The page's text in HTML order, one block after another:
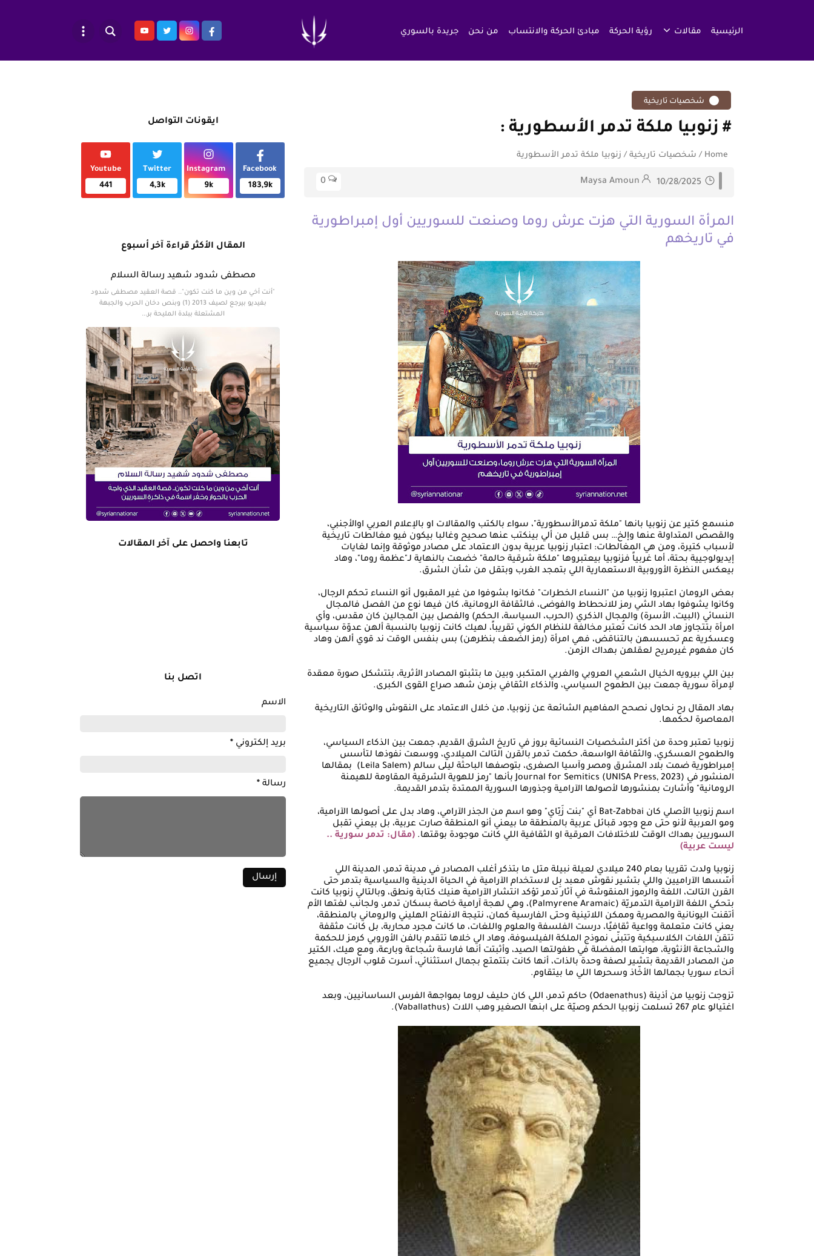
الرئيسية مقالات رؤية الحركة مبادئ الحركة والانتساب من نحن جريدة بالسوري
شخصيات تاريخية
زنوبيا ملكة تدمر الأسطورية
Home
/ شخصيات تاريخية / زنوبيا ملكة تدمر الأسطورية
Maysa Amoun
المرأة السورية التي هزت عرش روما وصنعت للسوريين أول إمبراطورية
في تاريخهم
منسمع كتير عن زنوبيا بانها "ملكة تدمرالأسطورية"، سواء بالكتب والمقالات او بالإعلام العربي اوالأجنبي،
والقصص المتداولة عنها وإلخ… بس قليل من ألي بينكتب عنها صحيح وغالبا بيكون فيو مغالطات تاريخية
لأسباب كتيرة، ومن هي المغالطات: اعتبار زنوبيا عربية بدون الاعتماد على مصادر موثوقة وإنما لغايات
إيديولوجيية بحتة، أما غربياً فزنوبيا بيعتبروها "ملكة شرقية حالمة" خضعت بالنهاية لـ"عظمة روما"، وهاد
بيعكس النظرة الأوروبية الاستعمارية اللي بتمجد الغرب وبتقل من شأن الشرق.
بعض الرومان اعتبروا زنوبيا من "النساء الخطرات" فكانوا بشوفوا من غير المقبول أنو النساء تحكم الرجال،
وكانوا يشوفوا بهاد الشي رمز للانحطاط والفوضى، فالثقافة الرومانية، كان فيها نوع من الفصل فالمجال
النسائي (البيت، الأسرة) والمجال الذكري (الحرب، السياسة، الحكم) والفصل بين المجالين كان مقدس، وأي
امرأة بتتجاوز هاد الحد كانت تُعتبر مخالفة للنظام الكوني تقريباً، لهيك كانت زنوبيا بالنسبة ألهن عدوّة سياسية
وعسكرية عم تحسسهن بالتناقض، فهي امرأة (رمز الضعف بنظرهن) بس بنفس الوقت ند قوي ألهن وهاد
كان مفهوم غيرمريح لعقلهن بهداك الزمن.
بين اللي بيرويه الخيال الشعبي العروبي والغربي المتكبر، وبين ما بتثبتو المصادر الأثرية، بتتشكل صورة معقدة
لإمرأة سورية جمعت بين الطموح السياسي، والذكاء الثقافي بزمن شهد صراع القوى الكبرى.
بهاد المقال رح نحاول نصحح المفاهيم الشائعة عن زنوبيا، من خلال الاعتماد على النقوش والوثائق التاريخية
المعاصرة لحكمها.
زنوبيا تعتبر وحدة من أكتر الشخصيات النسائية بروز في تاريخ الشرق القديم، جمعت بين الذكاء السياسي،
والطموح العسكري، والثقافة الواسعة، حكمت تدمر بالقرن التالت الميلادي، ووسعت نفوذها لتأسس
إمبراطورية ضمت بلاد المشرق ومصر وآسيا الصغرى، بتوصفها الباحثة ليلى سالم (Leila Salem) بمقالها
المنشور في Journal for Semitics (UNISA Press, 2023) بأنها "رمز للهوية الشرقية المقاومة للهيمنة
الرومانية" وأشارت بمنشورها لأصولها الآرامية وجذورها السورية الممتدة بتدمر القديمة.
اسم زنوبيا الأصلي كان Bat-Zabbai أي "بنت زَبّاي" وهو اسم من الجذر الآرامي، وهاد بدل على أصولها الآرامية،
ومو العربية لأنو حتى مع وجود قبائل عربية بالمنطقة ما بيعني أنو المنطقة صارت عربية، بل بيعني تقبل
السوريين بهداك الوقت للاختلافات العرقية او الثقافية اللي كانت موجودة بوقتها. (مقال: تدمر سورية ..
ليست عربية)
زنوبيا ولدت تقريبا بعام 240 ميلادي لعيلة نبيلة متل ما بتذكر أغلب المصادر في مدينة تدمر، المدينة اللي
أسّسها الآراميين واللي بتشير نقوش معبد بِل لاستخدام الآرامية في الحياة الدينية والسياسية بتدمر حتى
القرن التالت، اللغة والرموز المنقوشة في آثار تدمر تؤكد انتشار الآرامية هنيك كتابة ونطق، وبالتالي زنوبيا كانت
بتحكي اللغة الآرامية التدمريّة (Palmyrene Aramaic)، وهي لهجة آرامية خاصة بسكان تدمر، ولجانب لغتها الأم
أتقنت اليونانية والمصرية وممكن اللاتينية وحتى الفارسية كمان، نتيجة الانفتاح الهليني والروماني بالمنطقة،
يعني كانت متعلمة وواعية ثقافيًا، درست الفلسفة والعلوم واللغات، ما كانت مجرد محاربة، بل كانت مثقفة
تتقن اللغات الكلاسيكية وتتبنّى نموذج الملكة الفيلسوفة، وهاد الي خلاها تتقدم بالفن الأوروبي كرمز للحكمة
والشجاعة الأنثوية، هوايتها المفضلة في طفولتها الصيد، وأثبتت أنها فارسة شجاعة وبارعة، ومع هيك، الكتير
من المصادر القديمة بتشير لصفة وحدة بالذات، أنها كانت بتتمتع بجمال استثنائي، أسرت قلوب الرجال يجميع
أنحاء سوريا بجمالها الأخّاذ وسحرها اللي ما بيتقاوم.
تزوجت زنوبيا من أذينة (Odaenathus) حاكم تدمر، اللي كان حليف لروما بمواجهة الفرس الساسانيين، وبعد
اغتيالو عام 267 تسلمت زنوبيا الحكم وصيّة على ابنها الصغير وهب اللات (Vaballathus).
ايقونات التواصل
Facebook
183,9k
Instagram
9k
Twitter
4,3k
Youtube
441
المقال الأكثر قراءة آخر أسبوع
مصطفى شدود شهيد رسالة السلام
"أنت أخي من وين ما كنت تكون".. قصة العقيد مصطفى شدود
بفيديو بيرجع لصيف 2013 (1) وبنص دخان الحرب والجبهة
المشتعلة ببلدة المليحة بر...
تابعنا واحصل على آخر المقالات
اتصل بنا
الاسم
بريد إلكتروني *
رسالة *